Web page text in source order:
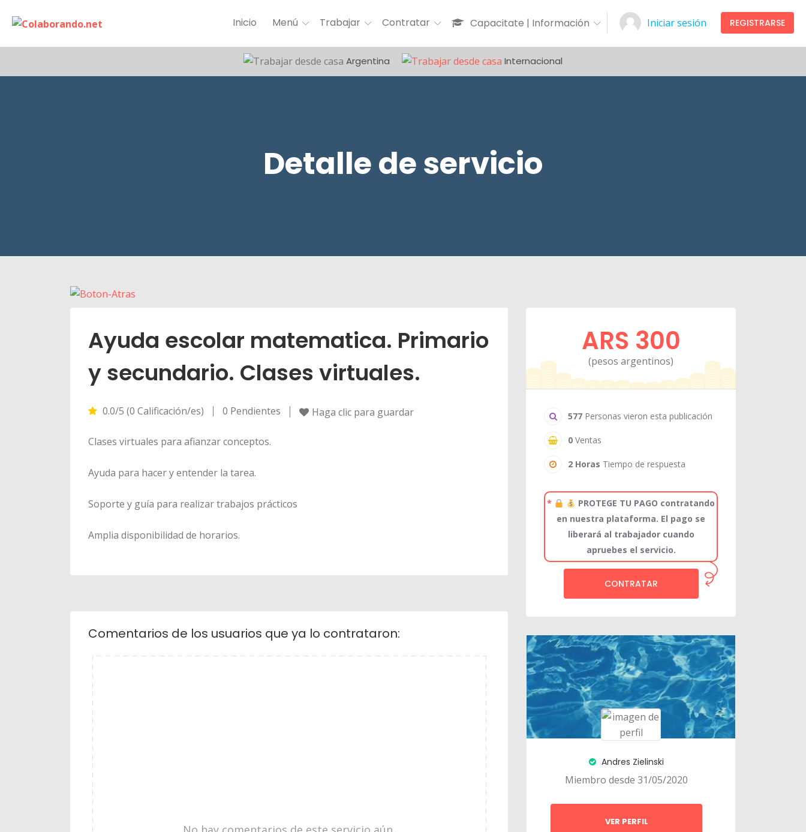
Inicio Menú Trabajar Contratar Capacitate | Información Iniciar sesión REGISTRARSE
Argentina Internacional
Detalle de servicio
Ayuda escolar matematica. Primario
y secundario. Clases virtuales.
0.0/5 (0 Calificación/es) 0 Pendientes Haga clic para guardar
Clases virtuales para afianzar conceptos.
Ayuda para hacer y entender la tarea.
Soporte y guía para realizar trabajos prácticos
Amplia disponibilidad de horarios.
Comentarios de los usuarios que ya lo contrataron:
ARS 300
(pesos argentinos)
577 Personas vieron esta publicación
0 Ventas
2 Horas Tiempo de respuesta
*
PROTEGE TU PAGO contratando
en nuestra plataforma. El pago se
liberará al trabajador cuando
apruebes el servicio.
CONTRATAR
Andres Zielinski
Miembro desde 31/05/2020
VER PERFIL